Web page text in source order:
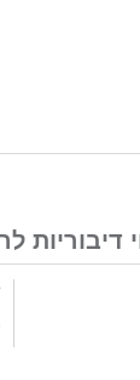
דיבוריות